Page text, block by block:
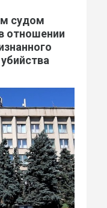
судом
отношении